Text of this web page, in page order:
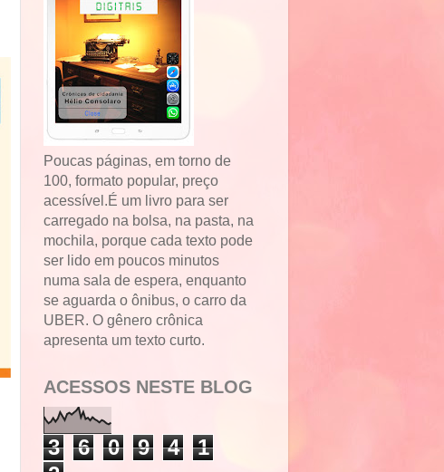
Poucas páginas, em torno de
100, formato popular, preço
acessível.É um livro para ser
carregado na bolsa, na pasta, na
mochila, porque cada texto pode
ser lido em poucos minutos
numa sala de espera, enquanto
se aguarda o ônibus, o carro da
UBER. O gênero crônica
apresenta um texto curto.
ACESSOS NESTE BLOG
3 6 0 9 4
1